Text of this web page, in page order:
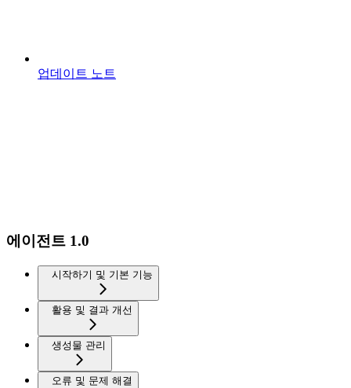
업데이트 노트
에이전트 1.0
시작하기 및 기본 기능
활용 및 결과 개선
생성물 관리
오류 및 문제 해결